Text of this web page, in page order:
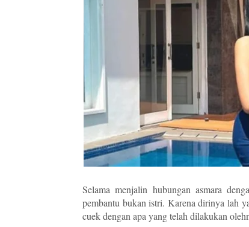
Selama menjalin hubungan asmara
pembantu bukan istri. Karena dirinya lah
cuek dengan apa yang telah dilakukan